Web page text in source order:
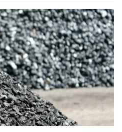
aktualnych stawek oraz
gospodarstw domowych.